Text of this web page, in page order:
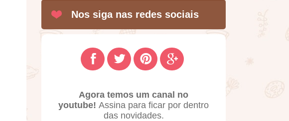
Nos siga nas redes sociais
Agora temos um canal no
youtube! Assina para ficar por dentro
das novidades.